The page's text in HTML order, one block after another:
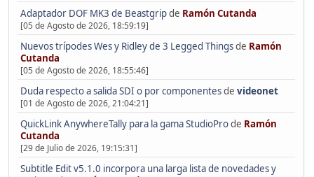
Adaptador DOF MK3 de Beastgripde Ramón Cutanda
[05 de Agosto de 2026, 18:59:19]
Nuevos trípodes Wes y Ridley de 3 Legged Thingsde Ramón
Cutanda
[05 de Agosto de 2026, 18:55:46]
Duda respecto a salida SDI o por componentesde videonet
[01 de Agosto de 2026, 21:04:21]
QuickLink AnywhereTally para la gama StudioProde Ramón
Cutanda
[29 de Julio de 2026, 19:15:31]
Subtitle Edit v5.1.0 incorpora una larga lista de novedades y